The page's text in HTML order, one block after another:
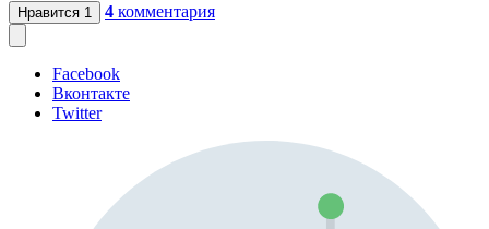
Нравится 1 4 комментария
Facebook
Вконтакте
Twitter